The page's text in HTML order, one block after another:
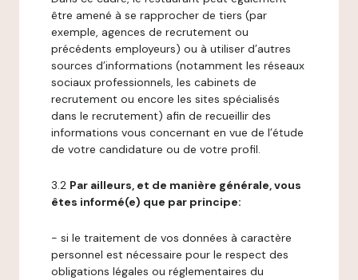
être amené à se rapprocher de tiers (par
exemple, agences de recrutement ou
précédents employeurs) ou à utiliser d’autres
sources d’informations (notamment les réseaux
sociaux professionnels, les cabinets de
recrutement ou encore les sites spécialisés
dans le recrutement) afin de recueillir des
informations vous concernant en vue de l’étude
de votre candidature ou de votre profil.
3.2 Par ailleurs, et de manière générale, vous
êtes informé(e) que par principe:
- si le traitement de vos données à caractère
personnel est nécessaire pour le respect des
obligations légales ou réglementaires du